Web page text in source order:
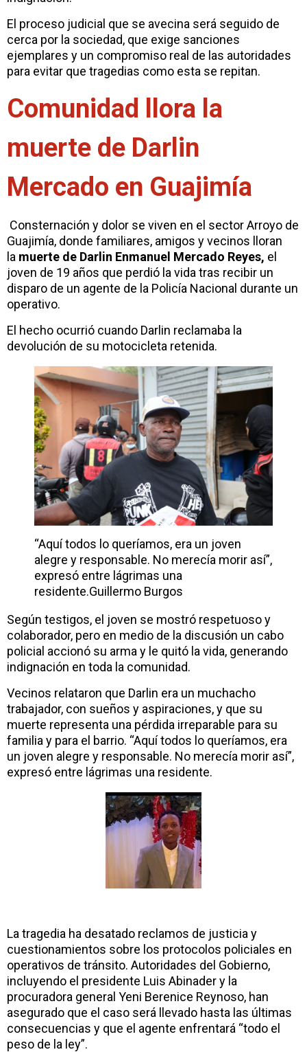
El proceso judicial que se avecina será seguido de
cerca por la sociedad, que exige sanciones
ejemplares y un compromiso real de las autoridades
para evitar que tragedias como esta se repitan.
Comunidad llora la
muerte de Darlin
Mercado en Guajimía
Consternación y dolor se viven en el sector Arroyo de
Guajimía, donde familiares, amigos y vecinos lloran
la muerte de Darlin Enmanuel Mercado Reyes, el
joven de 19 años que perdió la vida tras recibir un
disparo de un agente de la Policía Nacional durante un
operativo.
El hecho ocurrió cuando Darlin reclamaba la
devolución de su motocicleta retenida.
“Aquí todos lo queríamos, era un joven
alegre y responsable. No merecía morir así”,
expresó entre lágrimas una
residente.Guillermo Burgos
Según testigos, el joven se mostró respetuoso y
colaborador, pero en medio de la discusión un cabo
policial accionó su arma y le quitó la vida, generando
indignación en toda la comunidad.
Vecinos relataron que Darlin era un muchacho
trabajador, con sueños y aspiraciones, y que su
muerte representa una pérdida irreparable para su
familia y para el barrio. “Aquí todos lo queríamos, era
un joven alegre y responsable. No merecía morir así”,
expresó entre lágrimas una residente.
La tragedia ha desatado reclamos de justicia y
cuestionamientos sobre los protocolos policiales en
operativos de tránsito. Autoridades del Gobierno,
incluyendo el presidente Luis Abinader y la
procuradora general Yeni Berenice Reynoso, han
asegurado que el caso será llevado hasta las últimas
consecuencias y que el agente enfrentará “todo el
peso de la ley”.